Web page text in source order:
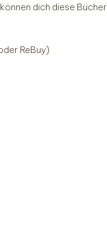
dich diese Bücher
ReBuy)